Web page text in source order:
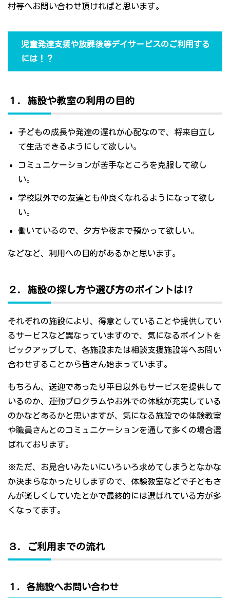
村等へお問い合わせ頂ければと思います。
児童発達支援や放課後等デイサービスのご利用する
には！？
１．施設や教室の利用の目的
子どもの成長や発達の遅れが心配なので、将来自立し
て生活できるようにして欲しい。
コミュニケーションが苦手なところを克服して欲し
い。
学校以外での友達とも仲良くなれるようになって欲し
い。
働いているので、夕方や夜まで預かって欲しい。
などなど、利用への目的があるかと思います。
２．施設の探し方や選び方のポイントは!?
それぞれの施設により、得意としていることや提供してい
るサービスなど異なっていますので、気になるポイントを
ピックアップして、各施設または相談支援施設等へお問い
合わせすることから皆さん始まっています。
もちろん、送迎であったり平日以外もサービスを提供して
いるのか、運動プログラムやお外での体験が充実している
のかなどあるかと思いますが、気になる施設での体験教室
や職員さんとのコミュニケーションを通して多くの場合選
ばれております。
※ただ、お見合いみたいにいろいろ求めてしまうとなかな
か決まらなかったりしますので、体験教室などで子どもさ
んが楽しくしていたとかで最終的には選ばれている方が多
くなってます。
３．ご利用までの流れ
１．各施設へお問い合わせ